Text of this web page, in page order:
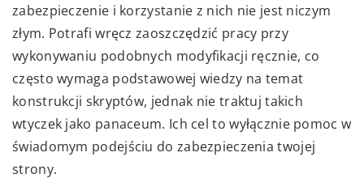
zabezpieczenie i korzystanie z nich nie jest niczym
złym. Potrafi wręcz zaoszczędzić pracy przy
wykonywaniu podobnych modyfikacji ręcznie, co
często wymaga podstawowej wiedzy na temat
konstrukcji skryptów, jednak nie traktuj takich
wtyczek jako panaceum. Ich cel to wyłącznie pomoc w
świadomym podejściu do zabezpieczenia twojej
strony.